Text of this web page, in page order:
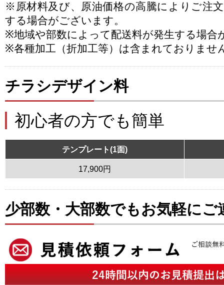
※原材料及び、原油価格の高騰によりご注
する場合がございます。
※地域や部数によって配送料が発生する場合
※各種加工（折加工等）は含まれておりませ
チラシデザイン料
初心者の方でも簡単
テンプレート(1面)
17,900円
少部数・大部数でもお気軽にご